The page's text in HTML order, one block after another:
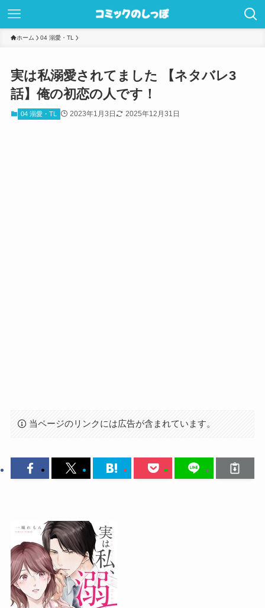
ホーム 04 溺愛・TL
実は私溺愛されてました 【ネタバレ3
話】俺の初恋の人です！
04 溺愛・TL 2023年1月3日 2025年12月31日
当ページのリンクには広告が含まれています。